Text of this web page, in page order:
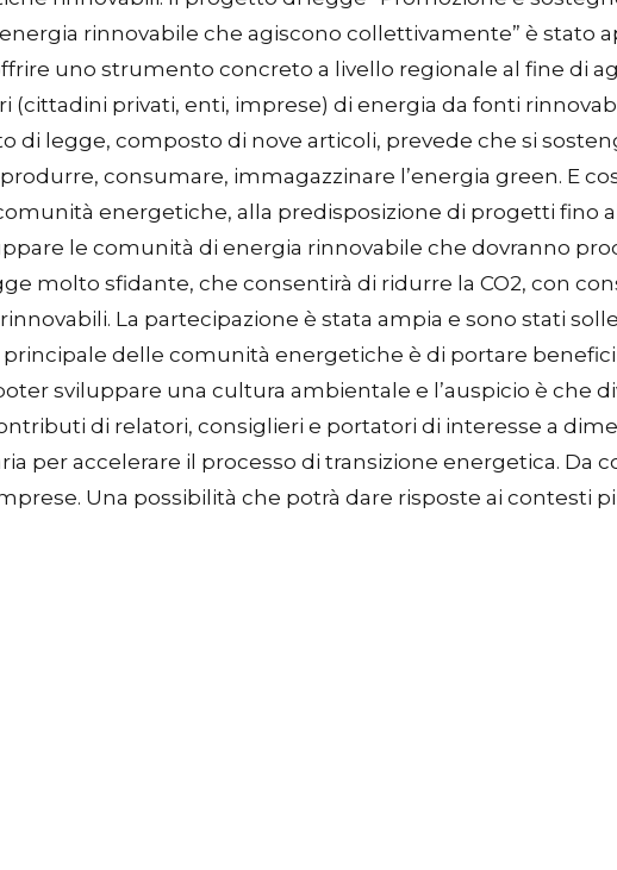
rinnovabile che agiscono collettivamente” è stato
uno strumento concreto a livello regionale al fine di
privati, enti, imprese) di energia da fonti
di legge, composto di nove articoli, prevede che si
consumare, immagazzinare l’energia green. E
energetiche, alla predisposizione di progetti fino
le comunità di energia rinnovabile che dovranno
molto sfidante, che consentirà di ridurre la CO2, con
La partecipazione è stata ampia e sono stati
delle comunità energetiche è di portare
sviluppare una cultura ambientale e l’auspicio è che
di relatori, consiglieri e portatori di interesse a
per accelerare il processo di transizione energetica. Da
Una possibilità che potrà dare risposte ai contesti